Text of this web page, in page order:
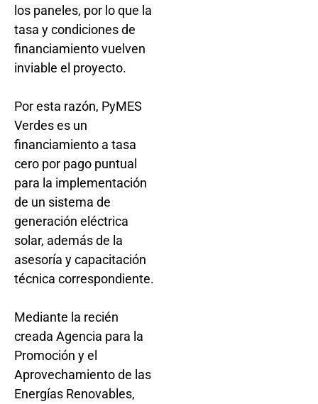
los paneles, por lo que la
tasa y condiciones de
financiamiento vuelven
inviable el proyecto.
Por esta razón, PyMES
Verdes es un
financiamiento a tasa
cero por pago puntual
para la implementación
de un sistema de
generación eléctrica
solar, además de la
asesoría y capacitación
técnica correspondiente.
Mediante la recién
creada Agencia para la
Promoción y el
Aprovechamiento de las
Energías Renovables,